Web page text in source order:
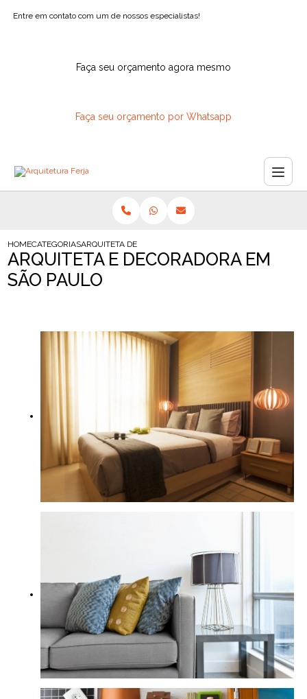
Entre em contato com um de nossos especialistas!
Faça seu orçamento agora mesmo
Faça seu orçamento por Whatsapp
HOMECATEGORIASARQUITETA DECORADORA SAO PAULO
ARQUITETA E DECORADORA EM
SÃO PAULO